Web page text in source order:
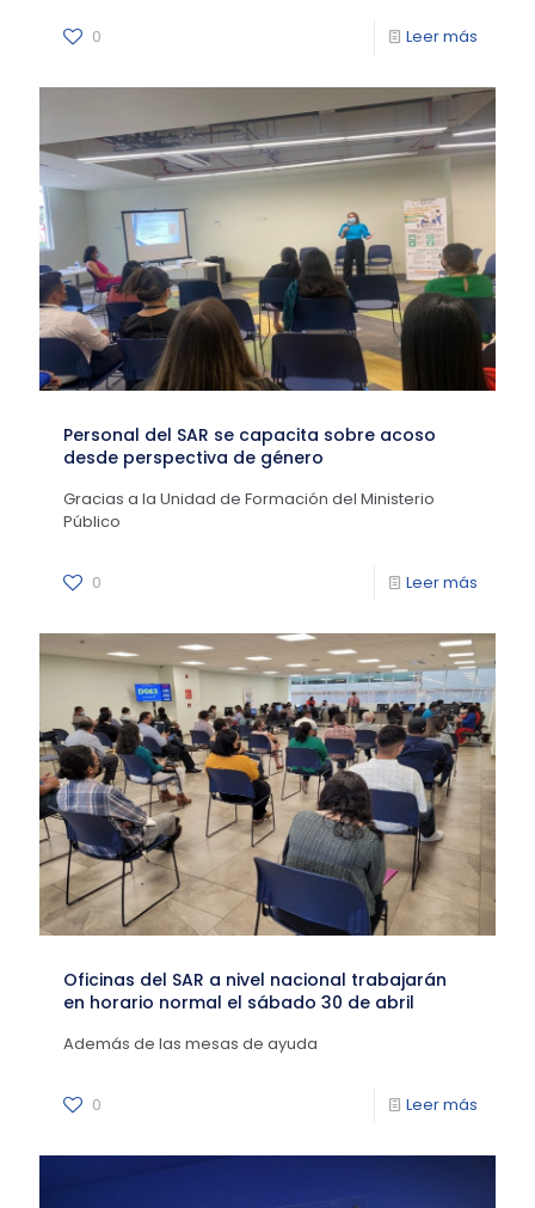
0 Leer más
Personal del SAR se capacita sobre acoso
desde perspectiva de género
Gracias a la Unidad de Formación del Ministerio
Público
0 Leer más
Oficinas del SAR a nivel nacional trabajarán
en horario normal el sábado 30 de abril
Además de las mesas de ayuda
0 Leer más